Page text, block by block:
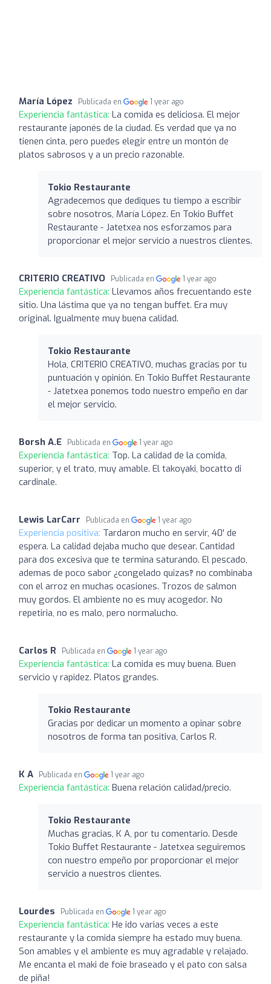
María López Publicada en 1 year ago
Experiencia fantástica: La comida es deliciosa. El mejor
restaurante japonés de la ciudad. Es verdad que ya no
tienen cinta, pero puedes elegir entre un montón de
platos sabrosos y a un precio razonable.
Tokio Restaurante
Agradecemos que dediques tu tiempo a escribir
sobre nosotros, María López. En Tokio Buffet
Restaurante - Jatetxea nos esforzamos para
proporcionar el mejor servicio a nuestros clientes.
CRITERIO CREATIVO Publicada en 1 year ago
Experiencia fantástica: Llevamos años frecuentando este
sitio. Una lástima que ya no tengan buffet. Era muy
original. Igualmente muy buena calidad.
Tokio Restaurante
Hola, CRITERIO CREATIVO, muchas gracias por tu
puntuación y opinión. En Tokio Buffet Restaurante
- Jatetxea ponemos todo nuestro empeño en dar
el mejor servicio.
Borsh A.E Publicada en 1 year ago
Experiencia fantástica: Top. La calidad de la comida,
superior, y el trato, muy amable. El takoyaki, bocatto di
cardinale.
Lewis LarCarr Publicada en 1 year ago
Experiencia positiva: Tardaron mucho en servir, 40' de
espera. La calidad dejaba mucho que desear. Cantidad
para dos excesiva que te termina saturando. El pescado,
ademas de poco sabor ¿congelado quizas‽ no combinaba
con el arroz en muchas ocasiones. Trozos de salmon
muy gordos. El ambiente no es muy acogedor. No
repetiria, no es malo, pero normalucho.
Carlos R Publicada en 1 year ago
Experiencia fantástica: La comida es muy buena. Buen
servicio y rapidez. Platos grandes.
Tokio Restaurante
Gracias por dedicar un momento a opinar sobre
nosotros de forma tan positiva, Carlos R.
K A Publicada en 1 year ago
Experiencia fantástica: Buena relación calidad/precio.
Tokio Restaurante
Muchas gracias, K A, por tu comentario. Desde
Tokio Buffet Restaurante - Jatetxea seguiremos
con nuestro empeño por proporcionar el mejor
servicio a nuestros clientes.
Lourdes Publicada en 1 year ago
Experiencia fantástica: He ido varias veces a este
restaurante y la comida siempre ha estado muy buena.
Son amables y el ambiente es muy agradable y relajado.
Me encanta el maki de foie braseado y el pato con salsa
de piña!